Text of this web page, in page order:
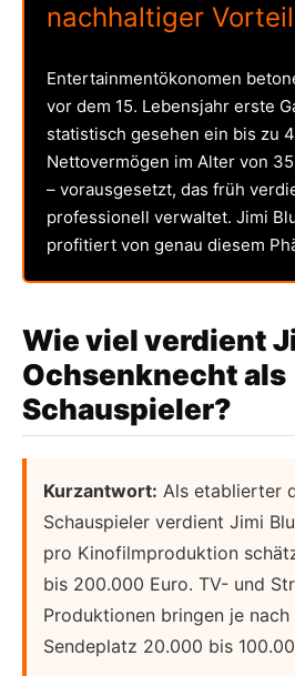
nachhaltiger Vorteil
Entertainmentökonomen
vor dem 15. Lebensjahr erste
statistisch gesehen ein bis zu
Nettovermögen im Alter von
– vorausgesetzt, das früh
professionell verwaltet. Jimi
profitiert von genau diesem
Wie viel verdient
Ochsenknecht als
Schauspieler?
Kurzantwort: Als etablierter
Schauspieler verdient Jimi
pro Kinofilmproduktion
bis 200.000 Euro. TV- und
Produktionen bringen je nach
Sendeplatz 20.000 bis